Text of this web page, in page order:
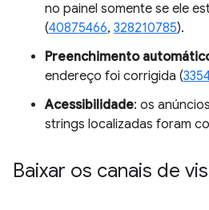
no painel somente se ele
(40875466, 328210785).
Preenchimento
endereço foi corrigida (
Acessibilidade: os
strings localizadas foram
Baixar os canais de